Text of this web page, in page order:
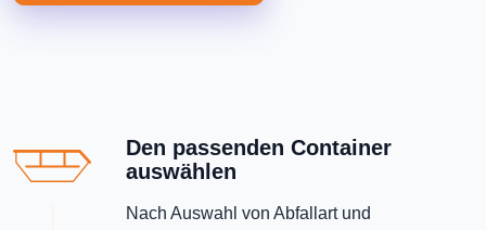
Den passenden Container
auswählen
Nach Auswahl von Abfallart und